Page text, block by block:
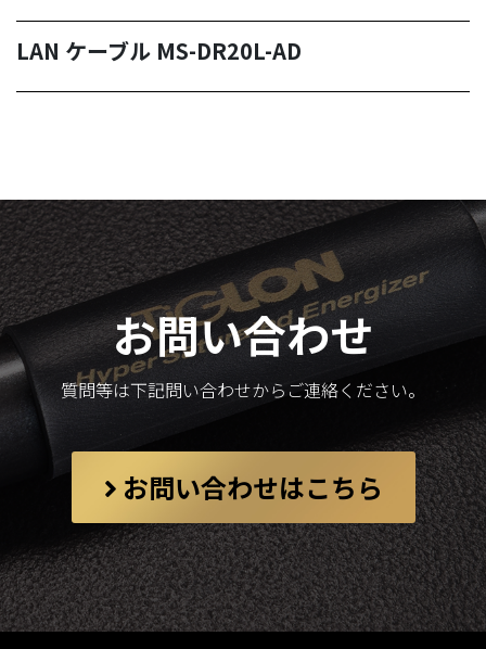
LAN ケーブル MS-DR20L-AD
お問い合わせ
質問等は下記問い合わせからご連絡ください。
お問い合わせはこちら